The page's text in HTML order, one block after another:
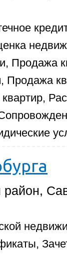
Продажа
Продажа
район,